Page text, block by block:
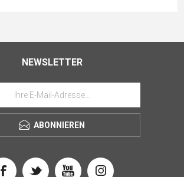
NEWSLETTER
ABONNIEREN